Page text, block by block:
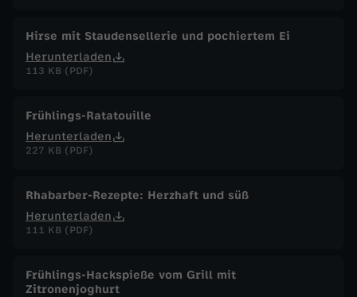
Hirse mit Staudensellerie und pochiertem Ei
Herunterladen
113 KB (PDF)
Frühlings-Ratatouille
Herunterladen
227 KB (PDF)
Rhabarber-Rezepte: Herzhaft und süß
Herunterladen
111 KB (PDF)
Frühlings-Hackspieße vom Grill mit
Zitronenjoghurt